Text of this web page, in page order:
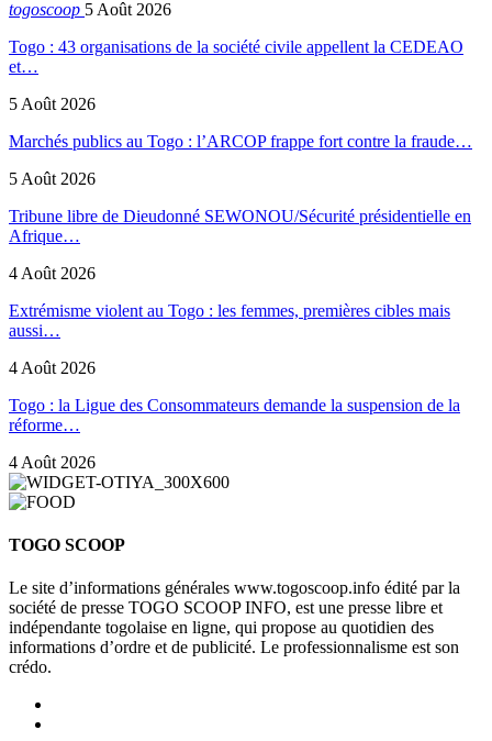
togoscoop 5 Août 2026
Togo : 43 organisations de la société civile appellent la CEDEAO
et…
5 Août 2026
Marchés publics au Togo : l’ARCOP frappe fort contre la fraude…
5 Août 2026
Tribune libre de Dieudonné SEWONOU/Sécurité présidentielle en
Afrique…
4 Août 2026
Extrémisme violent au Togo : les femmes, premières cibles mais
aussi…
4 Août 2026
Togo : la Ligue des Consommateurs demande la suspension de la
réforme…
4 Août 2026
TOGO SCOOP
Le site d’informations générales www.togoscoop.info édité par la
société de presse TOGO SCOOP INFO, est une presse libre et
indépendante togolaise en ligne, qui propose au quotidien des
informations d’ordre et de publicité. Le professionnalisme est son
crédo.